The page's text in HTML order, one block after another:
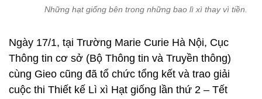
Những hạt giống bên trong những bao lì xì thay vì tiền.
Ngày 17/1, tại Trường Marie Curie Hà Nội, Cục
Thông tin cơ sở (Bộ Thông tin và Truyền thông)
cùng Gieo cũng đã tổ chức tổng kết và trao giải
cuộc thi Thiết kế Lì xì Hạt giống lần thứ 2 – Tết